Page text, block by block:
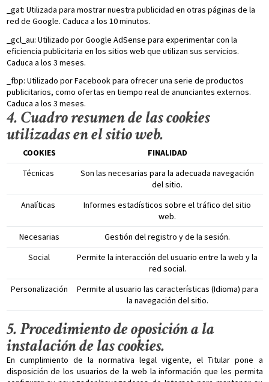
_gat: Utilizada para mostrar nuestra publicidad en otras páginas de la
red de Google. Caduca a los 10 minutos.
_gcl_au: Utilizado por Google AdSense para experimentar con la
eficiencia publicitaria en los sitios web que utilizan sus servicios.
Caduca a los 3 meses.
_fbp: Utilizado por Facebook para ofrecer una serie de productos
publicitarios, como ofertas en tiempo real de anunciantes externos.
Caduca a los 3 meses.
4. Cuadro resumen de las cookies
utilizadas en el sitio web.
COOKIES
FINALIDAD
Técnicas
Son las necesarias para la adecuada navegación
del sitio.
Analíticas
Informes estadísticos sobre el tráfico del sitio
web.
Necesarias
Gestión del registro y de la sesión.
Social
Permite la interacción del usuario entre la web y la
red social.
Personalización
Permite al usuario las características (Idioma) para
la navegación del sitio.
5. Procedimiento de oposición a la
instalación de las cookies.
En cumplimiento de la normativa legal vigente, el Titular pone a
disposición de los usuarios de la web la información que les permita